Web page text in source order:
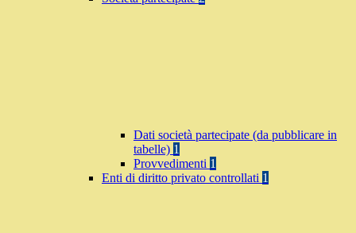
Dati società partecipate (da pubblicare in
tabelle) 1
Provvedimenti 1
Enti di diritto privato controllati 1